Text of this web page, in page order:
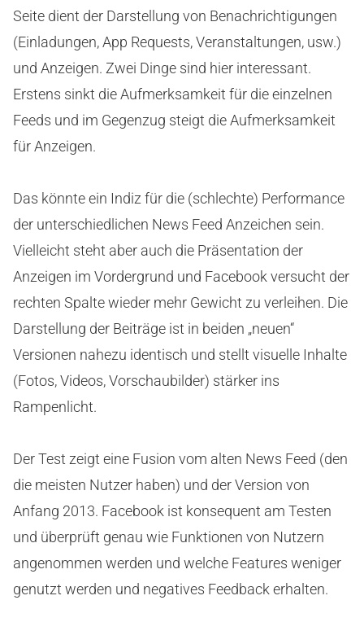
Seite dient der Darstellung von Benachrichtigungen
(Einladungen, App Requests, Veranstaltungen, usw.)
und Anzeigen. Zwei Dinge sind hier interessant.
Erstens sinkt die Aufmerksamkeit für die einzelnen
Feeds und im Gegenzug steigt die Aufmerksamkeit
für Anzeigen.
Das könnte ein Indiz für die (schlechte) Performance
der unterschiedlichen News Feed Anzeichen sein.
Vielleicht steht aber auch die Präsentation der
Anzeigen im Vordergrund und Facebook versucht der
rechten Spalte wieder mehr Gewicht zu verleihen. Die
Darstellung der Beiträge ist in beiden „neuen“
Versionen nahezu identisch und stellt visuelle Inhalte
(Fotos, Videos, Vorschaubilder) stärker ins
Rampenlicht.
Der Test zeigt eine Fusion vom alten News Feed (den
die meisten Nutzer haben) und der Version von
Anfang 2013. Facebook ist konsequent am Testen
und überprüft genau wie Funktionen von Nutzern
angenommen werden und welche Features weniger
genutzt werden und negatives Feedback erhalten.